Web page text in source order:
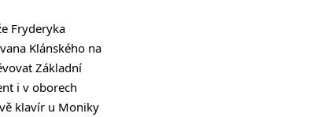
Fryderyka
Klánského na
Základní
i v oborech
klavír u Moniky